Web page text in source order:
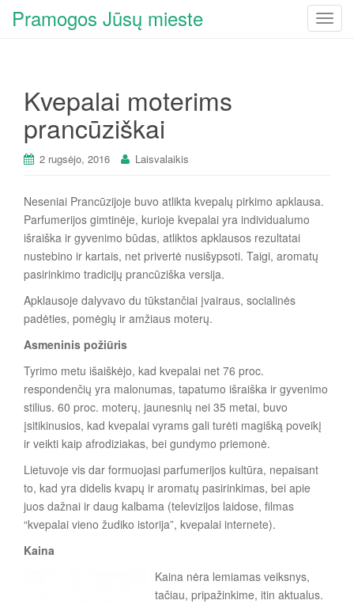
T
Pramogos Jūsų mieste
Kvepalai moterims
prancūziškai
2 rugsėjo, 2016 Laisvalaikis
Neseniai Prancūzijoje buvo atlikta kvepalų pirkimo apklausa.
Parfumerijos gimtinėje, kurioje kvepalai yra individualumo
išraiška ir gyvenimo būdas, atliktos apklausos rezultatai
nustebino ir kartais, net privertė nusišypsoti. Taigi, aromatų
pasirinkimo tradicijų prancūziška versija.
Apklausoje dalyvavo du tūkstančiai įvairaus, socialinės
padėties, pomėgių ir amžiaus moterų.
Asmeninis požiūris
Tyrimo metu išaiškėjo, kad kvepalai net 76 proc.
respondenčių yra malonumas, tapatumo išraiška ir gyvenimo
stilius. 60 proc. moterų, jaunesnių nei 35 metai, buvo
įsitikinusios, kad kvepalai vyrams gali turėti magišką poveikį
ir veikti kaip afrodiziakas, bei gundymo priemonė.
Lietuvoje vis dar formuojasi parfumerijos kultūra, nepaisant
to, kad yra didelis kvapų ir aromatų pasirinkimas, bei apie
juos dažnai ir daug kalbama (televizijos laidose, filmas
“kvepalai vieno žudiko istorija”, kvepalai internete).
Kaina
Kaina nėra lemiamas veiksnys,
tačiau, pripažinkime, itin aktualus.